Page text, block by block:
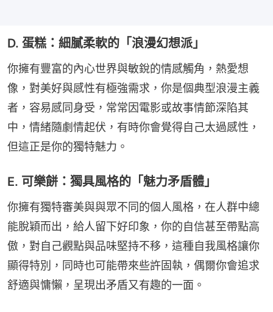
D. 蛋糕：細膩柔軟的「浪漫幻想派」
你擁有豐富的內心世界與敏銳的情感觸角，熱愛想
像，對美好與感性有極強需求，你是個典型浪漫主義
者，容易感同身受，常常因電影或故事情節深陷其
中，情緒隨劇情起伏，有時你會覺得自己太過感性，
但這正是你的獨特魅力。
E. 可樂餅：獨具風格的「魅力矛盾體」
你擁有獨特審美與與眾不同的個人風格，在人群中總
能脫穎而出，給人留下好印象，你的自信甚至帶點高
傲，對自己觀點與品味堅持不移，這種自我風格讓你
顯得特別，同時也可能帶來些許固執，偶爾你會追求
舒適與慵懶，呈現出矛盾又有趣的一面。